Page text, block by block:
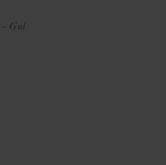
- Gul